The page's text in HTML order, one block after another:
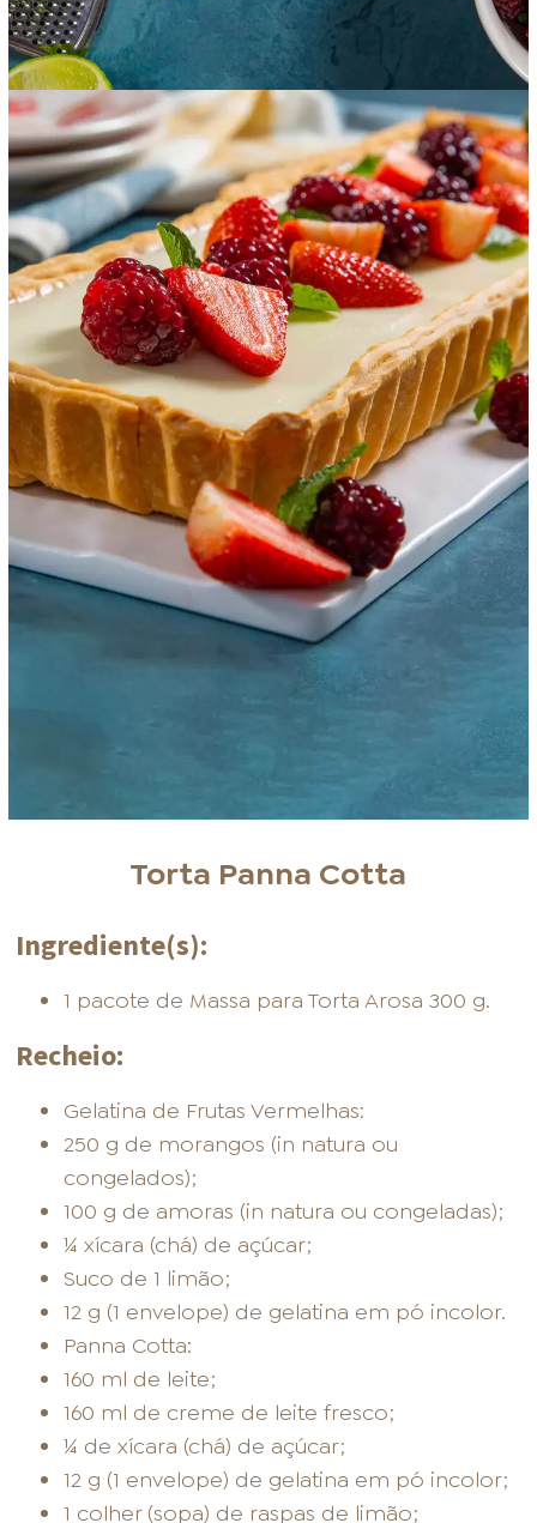
Torta Panna Cotta
Ingrediente(s):
1 pacote de Massa para Torta Arosa 300 g.
Recheio:
Gelatina de Frutas Vermelhas:
250 g de morangos (in natura ou
congelados);
100 g de amoras (in natura ou congeladas);
¼ xícara (chá) de açúcar;
Suco de 1 limão;
12 g (1 envelope) de gelatina em pó incolor.
Panna Cotta:
160 ml de leite;
160 ml de creme de leite fresco;
¼ de xícara (chá) de açúcar;
12 g (1 envelope) de gelatina em pó incolor;
1 colher (sopa) de raspas de limão;